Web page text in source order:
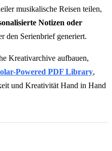
musikalische Reisen teilen,
Notizen oder
den Serienbrief generiert.
Kreativarchive aufbauen,
Powered PDF Library,
und Kreativität Hand in Hand